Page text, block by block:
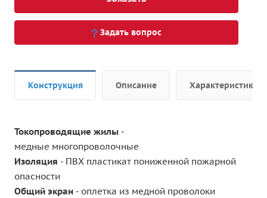
Задать вопрос
Конструкция Описание Характеристики
Токопроводящие жилы -
медные многопроволочные
Изоляция - ПВХ пластикат пониженной пожарной
опасности
Общий экран - оплетка из медной проволоки